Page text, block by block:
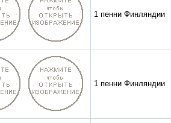
1 пенни Финляндии
1 пенни Финляндии